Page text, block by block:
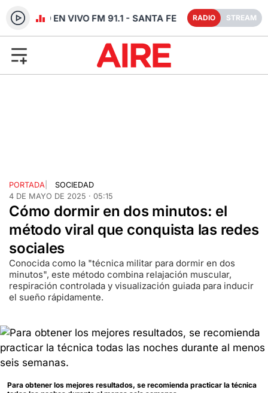
RADIO EN VIVO FM 91.1 - SANTA FE RADIO STREAM
PORTADA
SOCIEDAD
4 DE MAYO DE 2025 · 05:15
Cómo dormir en dos minutos: el
método viral que conquista las redes
sociales
Conocida como la "técnica militar para dormir en dos
minutos", este método combina relajación muscular,
respiración controlada y visualización guiada para inducir
el sueño rápidamente.
Para obtener los mejores resultados, se recomienda practicar la técnica